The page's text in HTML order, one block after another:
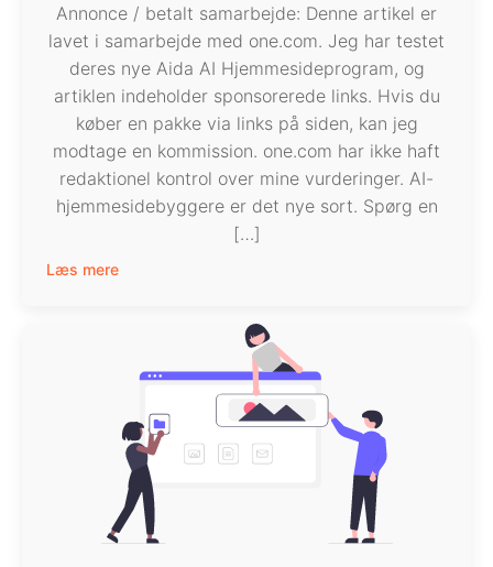
Annonce / betalt samarbejde: Denne artikel er
lavet i samarbejde med one.com. Jeg har testet
deres nye Aida AI Hjemmesideprogram, og
artiklen indeholder sponsorerede links. Hvis du
køber en pakke via links på siden, kan jeg
modtage en kommission. one.com har ikke haft
redaktionel kontrol over mine vurderinger. AI-
hjemmesidebyggere er det nye sort. Spørg en
[…]
Læs mere